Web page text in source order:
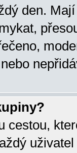
den.
nebo
cestou,